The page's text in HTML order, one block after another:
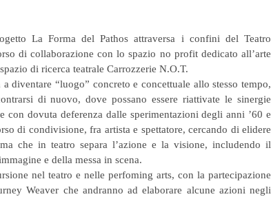
La Forma del Pathos attraversa i confini del Teatro
di collaborazione con lo spazio no profit dedicato all’arte
di ricerca teatrale Carrozzerie N.O.T.
diventare “luogo” concreto e concettuale allo stesso tempo,
di nuovo, dove possano essere riattivate le sinergie
con dovuta deferenza dalle sperimentazioni degli anni ’60 e
di condivisione, fra artista e spettatore, cercando di elidere
che in teatro separa l’azione e la visione, includendo il
e della messa in scena.
nel teatro e nelle perfoming arts, con la partecipazione
Weaver che andranno ad elaborare alcune azioni negli